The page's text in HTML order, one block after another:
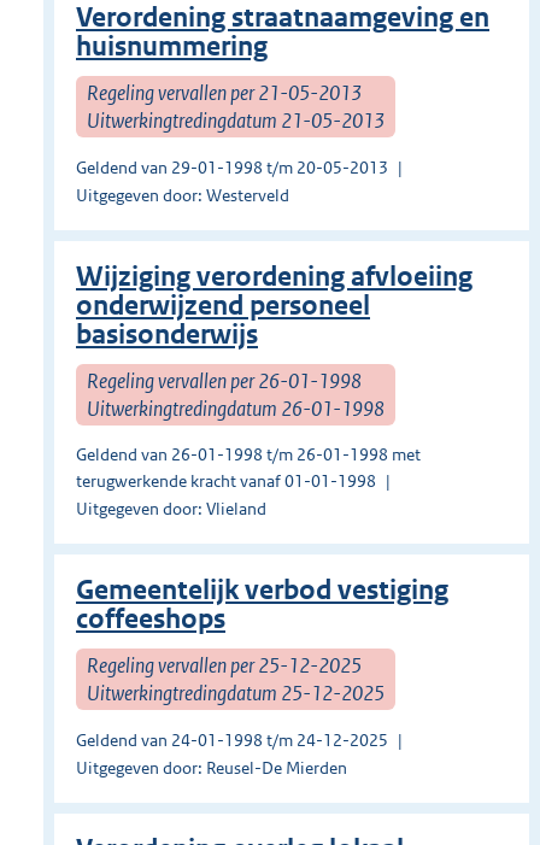
Verordening straatnaamgeving en
huisnummering
Regeling vervallen per 21-05-2013
Uitwerkingtredingdatum 21-05-2013
Geldend van 29-01-1998 t/m 20-05-2013
Uitgegeven door: Westerveld
Wijziging verordening afvloeiing
onderwijzend personeel
basisonderwijs
Regeling vervallen per 26-01-1998
Uitwerkingtredingdatum 26-01-1998
Geldend van 26-01-1998 t/m 26-01-1998 met
terugwerkende kracht vanaf 01-01-1998
Uitgegeven door: Vlieland
Gemeentelijk verbod vestiging
coffeeshops
Regeling vervallen per 25-12-2025
Uitwerkingtredingdatum 25-12-2025
Geldend van 24-01-1998 t/m 24-12-2025
Uitgegeven door: Reusel-De Mierden